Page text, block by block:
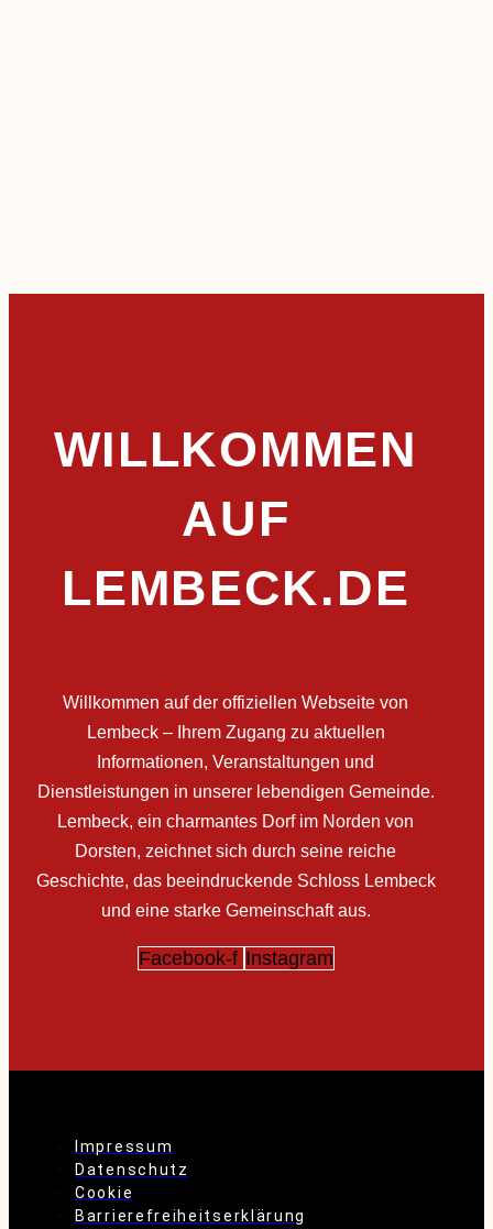
WILLKOMMEN
AUF
LEMBECK.DE
Willkommen auf der offiziellen Webseite von
Lembeck – Ihrem Zugang zu aktuellen
Informationen, Veranstaltungen und
Dienstleistungen in unserer lebendigen Gemeinde.
Lembeck, ein charmantes Dorf im Norden von
Dorsten, zeichnet sich durch seine reiche
Geschichte, das beeindruckende Schloss Lembeck
und eine starke Gemeinschaft aus.
Facebook-f Instagram
Impressum
Datenschutz
Cookie
Barrierefreiheitserklärung